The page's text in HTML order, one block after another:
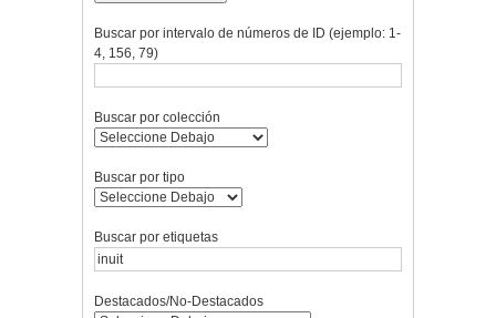
Buscar por intervalo de números de ID (ejemplo: 1-
4, 156, 79)
Buscar por colección
Buscar por tipo
Buscar por etiquetas
Destacados/No-Destacados